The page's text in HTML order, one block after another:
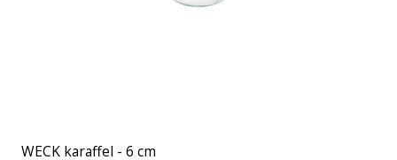
WECK karaffel - 6 cm